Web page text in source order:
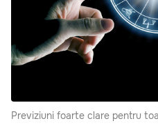
Previziuni foarte clare pentru